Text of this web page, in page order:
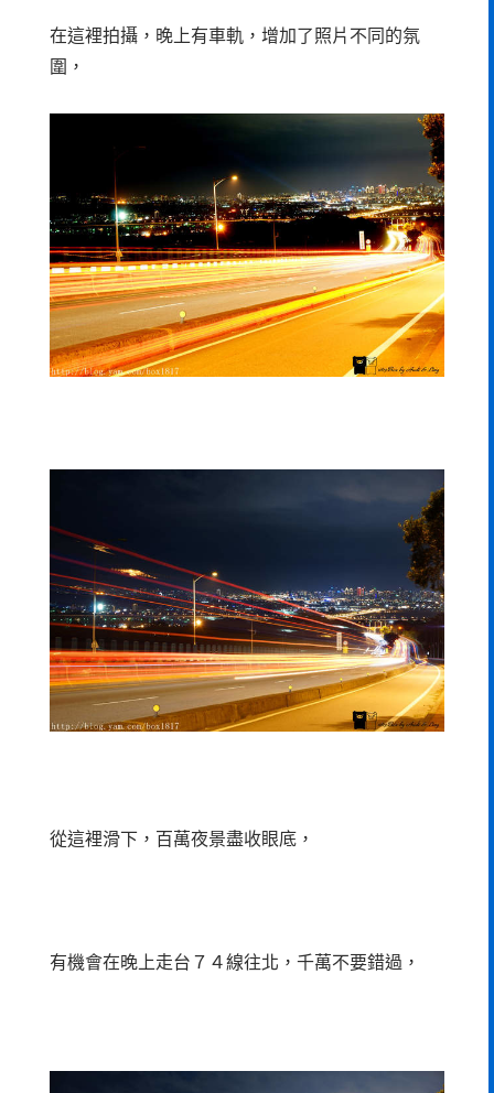
在這裡拍攝，晚上有車軌，增加了照片不同的氛
圍，
從這裡滑下，百萬夜景盡收眼底，
有機會在晚上走台７４線往北，千萬不要錯過，